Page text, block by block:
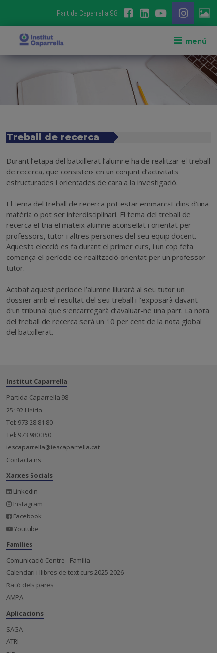
Partida Caparrella 98
Treball de recerca
Durant l’etapa del batxillerat l’alumne ha de realitzar el treball
de recerca, que consisteix en un conjunt d’activitats
estructurades i orientades de cara a la investigació.
El tema del treball de recerca pot estar emmarcat dins d’una
matèria o pot ser interdisciplinari. El tema del treball de
recerca el tria el mateix alumne aconsellat i orientat per
professors, tutor i altres persones del seu equip docent.
Aquesta elecció es fa durant el primer curs, i un cop feta
comença el període de realització orientat per un professor-
tutor.
Acabat aquest període l’alumne lliurarà al seu tutor un
dossier amb el resultat del seu treball i l’exposarà davant
d’un tribunal que s’encarregarà d’avaluar-ne una part. La nota
del treball de recerca serà un 10 per cent de la nota global
del batxillerat.
Institut Caparrella
Partida Caparrella 98
25192 Lleida
Tel: 973 28 81 80
Tel: 973 980 350
iescaparrella@iescaparrella.cat
Contacta'ns
Xarxes Socials
Linkedin
Instagram
Facebook
Youtube
Famílies
Comunicació Centre - Família
Calendari i llibres de text curs 2025-2026
Racó dels pares
AMPA
Aplicacions
SAGA
ATRI